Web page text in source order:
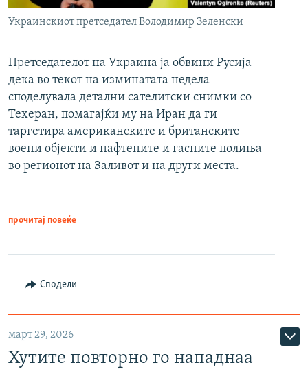
Украинскиот претседател Володимир Зеленски
Претседателот на Украина ја обвини Русија
дека во текот на изминатата недела
споделувала детални сателитски снимки со
Техеран, помагајќи му на Иран да ги
таргетира американските и британските
воени објекти и нафтените и гасните полиња
во регионот на Заливот и на други места.
прочитај повеќе
Сподели
март 29, 2026
Хутите повторно го нападнаа